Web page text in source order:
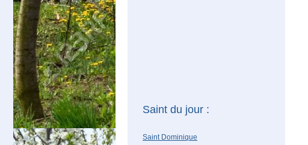
Saint du jour :
Saint Dominique